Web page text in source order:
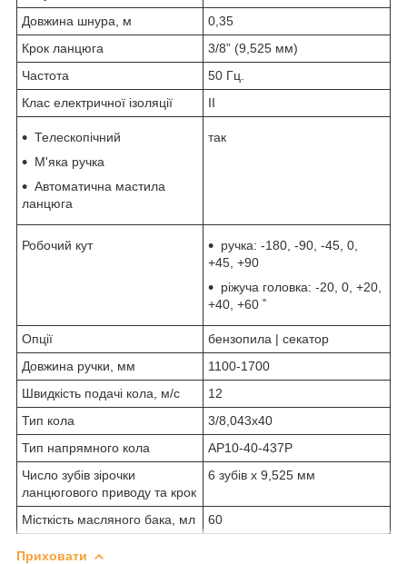
Довжина шнура, м
0,35
Крок ланцюга
3/8” (9,525 мм)
Частота
50 Гц.
Клас електричної ізоляції
ІІ
Телескопічний
М'яка ручка
Автоматична мастила
ланцюга
так
Робочий кут
ручка: -180, -90, -45, 0,
+45, +90
ріжуча головка: -20, 0, +20,
+40, +60 ˚
Опції
бензопила | секатор
Довжина ручки, мм
1100-1700
Швидкість подачі кола, м/с
12
Тип кола
3/8,043x40
Тип напрямного кола
AP10-40-437P
Число зубів зірочки
ланцюгового приводу та крок
6 зубів х 9,525 мм
Місткість масляного бака, мл 60
Приховати